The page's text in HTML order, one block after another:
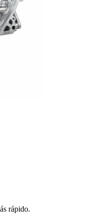
rápido.